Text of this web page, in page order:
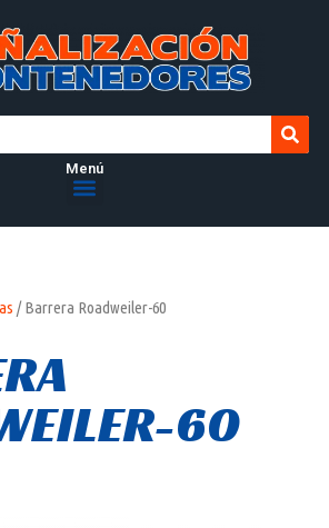
Menú
/ Barrera Roadweiler-60
60